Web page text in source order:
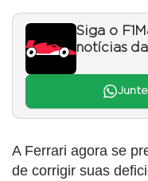
Siga o
notícias
A Ferrari agora se
de corrigir suas